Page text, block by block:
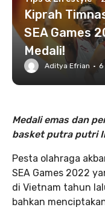
Kiprah
SEA Games
Medali!
Aditya Efrian · 6
Medali emas dan
basket putra putri
Pesta olahraga
SEA Games 2022
di Vietnam tahun
bahkan